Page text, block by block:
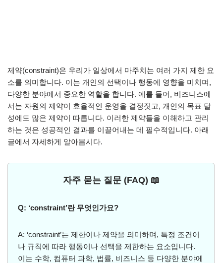
제약(constraint)은 우리가 일상에서 마주치는 여러 가지 제한 요
소를 의미합니다. 이는 개인의 선택이나 행동에 영향을 미치며,
다양한 분야에서 중요한 역할을 합니다. 예를 들어, 비즈니스에
서는 자원의 제약이 효율적인 운영을 결정짓고, 개인의 목표 달
성에도 많은 제약이 따릅니다. 이러한 제약들을 이해하고 관리
하는 것은 성공적인 결과를 이끌어내는 데 필수적입니다. 아래
글에서 자세하게 알아봅시다.
자주 묻는 질문 (FAQ) 📖
Q: ‘constraint’란 무엇인가요?
A: ‘constraint’는 제한이나 제약을 의미하며, 특정 조건이
나 규칙에 따라 행동이나 선택을 제한하는 요소입니다.
이는 수학, 컴퓨터 과학, 법률, 비즈니스 등 다양한 분야에